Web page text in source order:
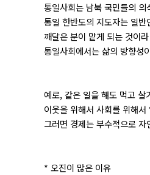
통일사회는 남북 국민들의
통일 한반도의 지도자는 일
깨달은 분이 맡게 되는 것이
통일사회에서는 삶의 방향성
예로, 같은 일을 해도 먹고
이웃을 위해서 사회를 위해
그러면 경제는 부수적으로
* 오진이 많은 이유